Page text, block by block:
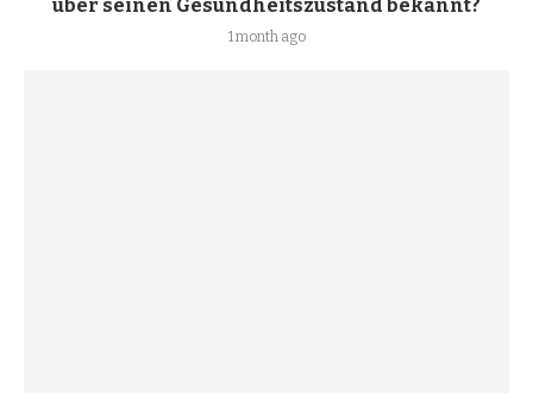
über seinen Gesundheitszustand bekannt?
1 month ago